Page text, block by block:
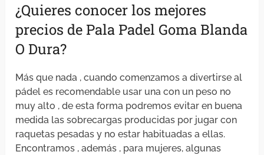
¿Quieres conocer los mejores
precios de Pala Padel Goma Blanda
O Dura?
Más que nada , cuando comenzamos a divertirse al
pádel es recomendable usar una con un peso no
muy alto , de esta forma podremos evitar en buena
medida las sobrecargas producidas por jugar con
raquetas pesadas y no estar habituadas a ellas.
Encontramos , además , para mujeres, algunas